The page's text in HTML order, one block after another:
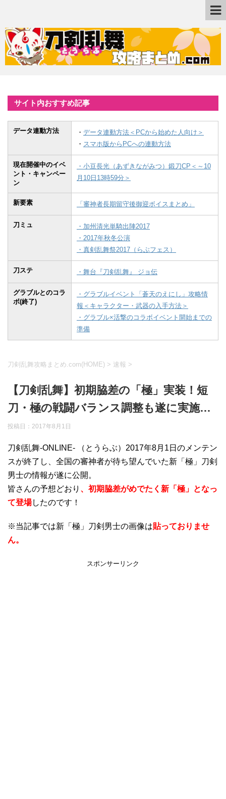
サイト内おすすめ記事
データ連動方法 ・ データ連動方法＜PCから始めた人向け＞
・ スマホ版からPCへの連動方法
現在開催中のイベ
ント・キャンペー
ン
・小豆長光（あずきながみつ）鍛刀CP＜～10
月10日13時59分＞
新要素 「審神者長期留守後御迎ボイスまとめ」
刀ミュ
・加州清光単騎出陣2017
・2017年秋冬公演
・真剣乱舞祭2017（らぶフェス）
刀ステ ・舞台『刀剣乱舞』 ジョ伝
グラブルとのコラ
ボ(終了)
・グラブルイベント「蒼天のえにし」攻略情
報＜キャラクター・武器の入手方法＞
・グラブル×活撃のコラボイベント開始までの
準備
刀剣乱舞攻略まとめ.com(HOME) > 速報 >
【刀剣乱舞】初期脇差の「極」実装！短
刀・極の戦闘バランス調整も遂に実施…
投稿日： 2017年8月1日
刀剣乱舞-ONLINE- （とうらぶ）2017年8月1日のメンテン
スが終了し、全国の審神者が待ち望んでいた新「極」刀剣
男士の情報が遂に公開。
皆さんの予想どおり 、初期脇差がめでたく新「極」となっ
て登場したのです！
※当記事では新「極」刀剣男士の画像は貼っておりませ
ん。
スポンサーリンク